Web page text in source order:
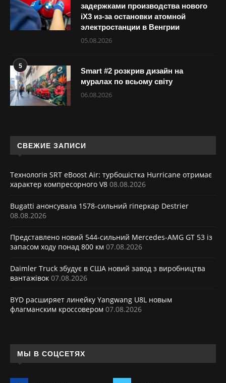
задержками производства нового
iX3 из-за остановки атомной
электростанции в Венгрии
05.08.2026
5
Smart #2 розкрив дизайн на
муралах по всьому світу
06.08.2026
СВЕЖИЕ ЗАПИСИ
Технологія SRT eBoost Air: турбошістка Hurricane отримає
характер компресорного V8 08.08.2026
Bugatti анонсувала 1578-сильний гіперкар Destrier
08.08.2026
Представлено новий 544-сильний Mercedes-AMG GT 53 із
запасом ходу понад 800 км 07.08.2026
Daimler Truck збудує в США новий завод з виробництва
вантажівок 07.08.2026
BYD расширяет линейку Yangwang U8L новым
флагманским кроссовером 07.08.2026
МЫ В СОЦСЕТЯХ